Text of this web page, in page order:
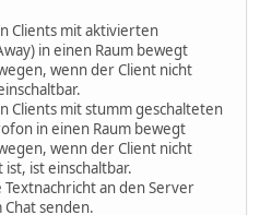
Clients mit aktivierten
in einen Raum bewegt
wenn der Client nicht
Clients mit stumm geschalteten
in einen Raum bewegt
wenn der Client nicht
ist einschaltbar.
an den Server
senden.